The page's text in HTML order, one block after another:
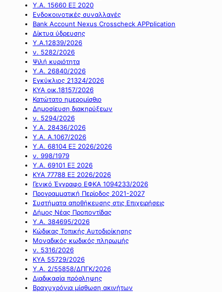
Υ.Α. 15660 ΕΞ 2020
Ενδοκοινοτικές συναλλαγές
Bank Account Nexus Crosscheck APPplication
Δίκτυα ύδρευσης
Υ.Α.12839/2026
ν. 5282/2026
Ψιλή κυριότητα
Υ.Α. 26840/2026
Εγκύκλιος 21324/2026
ΚΥΑ οικ.18157/2026
Κατώτατο ημερομίσθιο
Δημοσίευση διακηρύξεων
ν. 5294/2026
Υ.Α. 28436/2026
Υ.Α. Α.1067/2026
Υ.Α. 68104 ΕΞ 2026/2026
ν. 998/1979
Υ.Α. 69101 ΕΞ 2026
ΚΥΑ 77788 ΕΞ 2026/2026
Γενικό Έγγραφο ΕΦΚΑ 1094233/2026
Προγραμματική Περίοδος 2021-2027
Συστήματα αποθήκευσης στις Επιχειρήσεις
Δήμος Νέας Προποντίδας
Υ.Α. 384695/2026
Κώδικας Τοπικής Αυτοδιοίκησης
Μοναδικός κωδικός πληρωμής
ν. 5316/2026
ΚΥΑ 55729/2026
Υ.Α. 2/55858/ΔΠΓΚ/2026
Διαδικασία πρόσληψης
Βραχυχρόνια μίσθωση ακινήτων